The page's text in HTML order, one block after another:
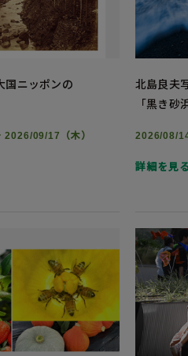
国ニッポンの
09/17（木）
北島良夫
「黒き
2026/08/
詳細を見る